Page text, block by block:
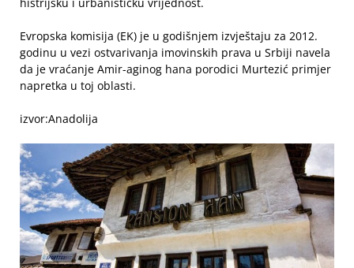
Evropska komisija (EK) je u godišnjem izvještaju za 2012.
godinu u vezi ostvarivanja imovinskih prava u Srbiji navela
da je vraćanje Amir-aginog hana porodici Murtezić primjer
napretka u toj oblasti.
izvor:Anadolija